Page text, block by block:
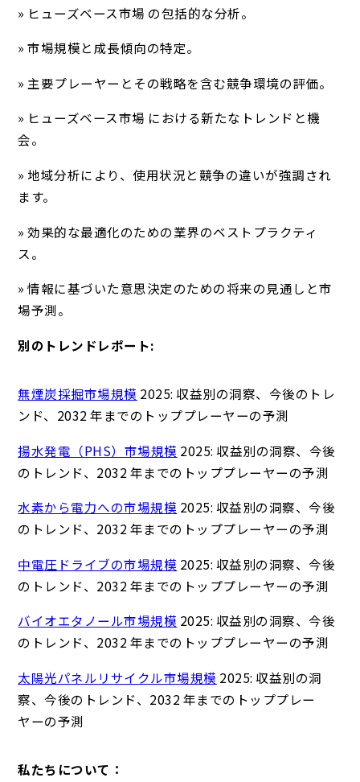
» ヒューズベース市場 の包括的な分析。
» 市場規模と成長傾向の特定。
» 主要プレーヤーとその戦略を含む競争環境の評価。
» ヒューズベース市場 における新たなトレンドと機
会。
» 地域分析により、使用状況と競争の違いが強調され
ます。
» 効果的な最適化のための業界のベストプラクティ
ス。
» 情報に基づいた意思決定のための将来の見通しと市
場予測。
別のトレンドレポート:
無煙炭採掘市場規模 2025: 収益別の洞察、今後のトレ
ンド、2032 年までのトッププレーヤーの予測
揚水発電（PHS）市場規模 2025: 収益別の洞察、今後
のトレンド、2032 年までのトッププレーヤーの予測
水素から電力への市場規模 2025: 収益別の洞察、今後
のトレンド、2032 年までのトッププレーヤーの予測
中電圧ドライブの市場規模 2025: 収益別の洞察、今後
のトレンド、2032 年までのトッププレーヤーの予測
バイオエタノール市場規模 2025: 収益別の洞察、今後
のトレンド、2032 年までのトッププレーヤーの予測
太陽光パネルリサイクル市場規模 2025: 収益別の洞
察、今後のトレンド、2032 年までのトッププレー
ヤーの予測
私たちについて：